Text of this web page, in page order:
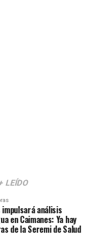
LEÍDO
impulsará análisis
en Caimanes: Ya hay
de la Seremi de Salud